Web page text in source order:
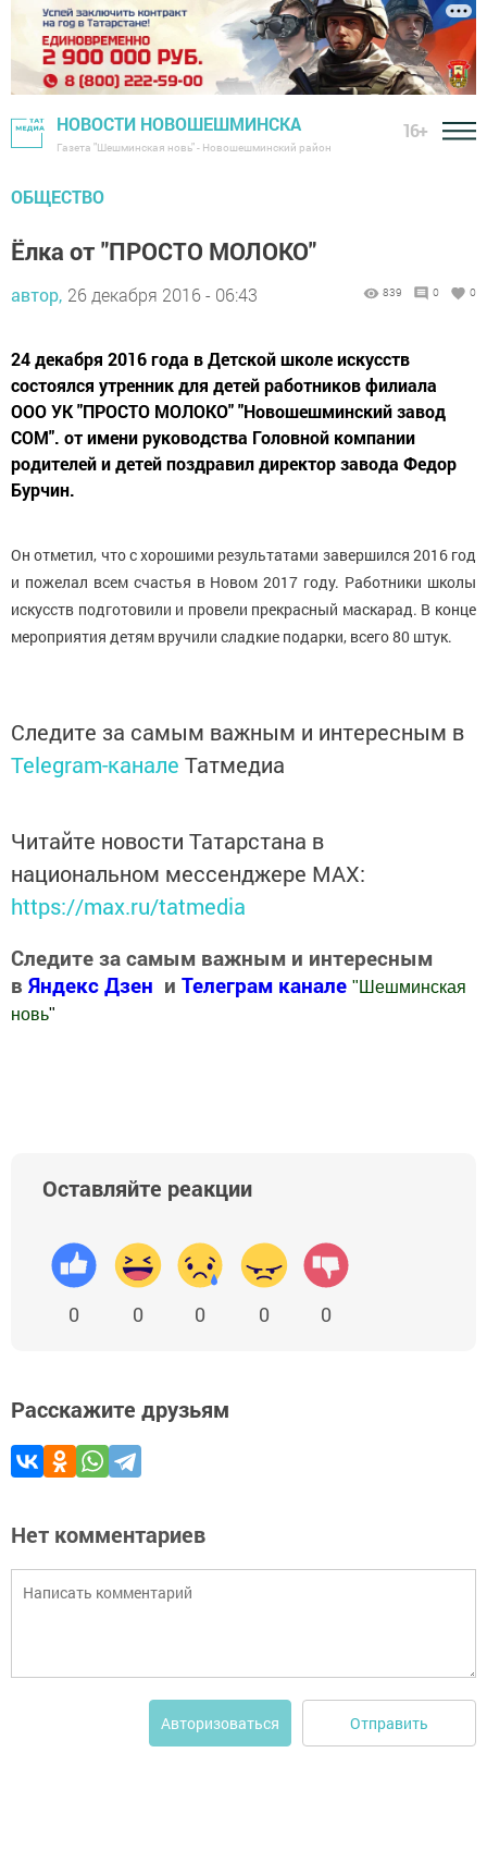
НОВОСТИ НОВОШЕШМИНСКА
Газета "Шешминская новь" - Новошешминский район
16+
ОБЩЕСТВО
Ёлка от "ПРОСТО МОЛОКО"
автор, 26 декабря 2016 - 06:43 839 0 0
24 декабря 2016 года в Детской школе искусств
состоялся утренник для детей работников филиала
ООО УК "ПРОСТО МОЛОКО" "Новошешминский завод
СОМ". от имени руководства Головной компании
родителей и детей поздравил директор завода Федор
Бурчин.
Он отметил, что с хорошими результатами завершился 2016 год
и пожелал всем счастья в Новом 2017 году. Работники школы
искусств подготовили и провели прекрасный маскарад. В конце
мероприятия детям вручили сладкие подарки, всего 80 штук.
Следите за самым важным и интересным в
Telegram-канале Татмедиа
Читайте новости Татарстана в
национальном мессенджере MАХ:
https://max.ru/tatmedia
Следите за самым важным и интересным
в Яндекс Дзен и Телеграм канале " Шешминская
новь"
Оставляйте реакции
0 0 0 0 0
Расскажите друзьям
Нет комментариев
Авторизоваться Отправить